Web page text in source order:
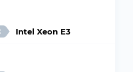
Intel Xeon E3